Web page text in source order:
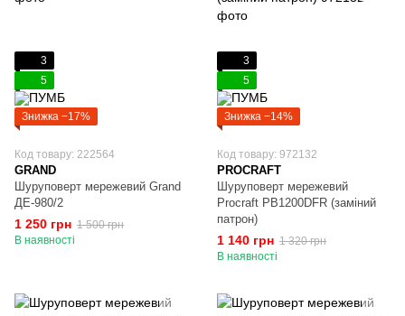
3
5
Знижка −17%
Код товару: 222564
GRAND
Шуруповерт мережевий Grand
ДЕ-980/2
1 250 грн 1 500 грн
В наявності
3
5
Знижка −14%
Код товару: 972132
PROCRAFT
Шуруповерт мережевий
Procraft PB1200DFR (заміний
патрон)
1 140 грн 1 320 грн
В наявності